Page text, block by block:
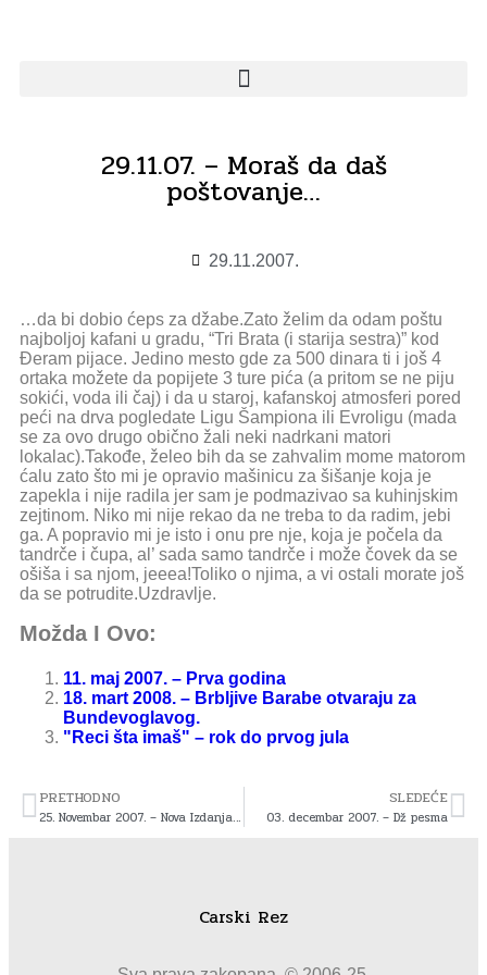
29.11.07. – Moraš da daš
poštovanje…
29.11.2007.
…da bi dobio ćeps za džabe.Zato želim da odam poštu
najboljoj kafani u gradu, “Tri Brata (i starija sestra)” kod
Đeram pijace. Jedino mesto gde za 500 dinara ti i još 4
ortaka možete da popijete 3 ture pića (a pritom se ne piju
sokići, voda ili čaj) i da u staroj, kafanskoj atmosferi pored
peći na drva pogledate Ligu Šampiona ili Evroligu (mada
se za ovo drugo obično žali neki nadrkani matori
lokalac).Takođe, želeo bih da se zahvalim mome matorom
ćalu zato što mi je opravio mašinicu za šišanje koja je
zapekla i nije radila jer sam je podmazivao sa kuhinjskim
zejtinom. Niko mi nije rekao da ne treba to da radim, jebi
ga. A popravio mi je isto i onu pre nje, koja je počela da
tandrče i čupa, al’ sada samo tandrče i može čovek da se
ošiša i sa njom, jeeea!Toliko o njima, a vi ostali morate još
da se potrudite.Uzdravlje.
Možda I Ovo:
11. maj 2007. – Prva godina
18. mart 2008. – Brbljive Barabe otvaraju za
Bundevoglavog.
"Reci šta imaš" – rok do prvog jula
PRETHODNO
25. Novembar 2007. – Nova Izdanja U Prodaji
SLEDEĆE
03. decembar 2007. – Dž pesma
Carski Rez